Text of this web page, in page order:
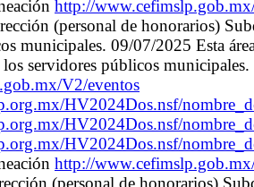
http://
(personal de honorarios)
municipales. 09/07/2025 Esta
servidores públicos
V2/eventos
HV2024Dos.nsf/
HV2024Dos.nsf/
HV2024Dos.nsf/
http://
(personal de honorarios)